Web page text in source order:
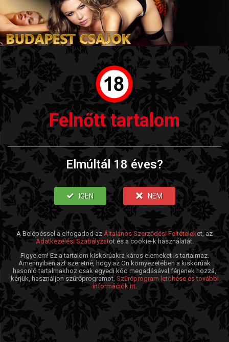
Felnőtt tartalom
Elmúltál 18 éves?
IGEN NEM
A Belépéssel a elfogadod az Általános Szerződési Feltételeket, az
Adatkezelési Szabályzatot és a cookie-k használatát.
Figyelem! Ez a tartalom kiskorúakra káros elemeket is tartalmaz.
Amennyiben azt szeretné, hogy az Ön környezetében a kiskorúak
hasonló tartalmakhoz csak egyedi kód megadásával férjenek hozzá,
kérjük, használjon szűrőprogramot.Szűrőprogram letöltése és további
információk itt.